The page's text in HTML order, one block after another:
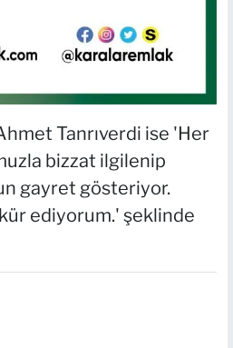
Tanrıverdi ise 'Her
bizzat ilgilenip
gayret gösteriyor.
ediyorum.' şeklinde